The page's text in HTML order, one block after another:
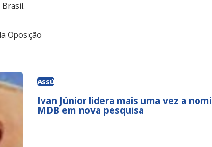
Oposição
Assú
Ivan Júnior lidera mais uma vez a
MDB em nova pesquisa